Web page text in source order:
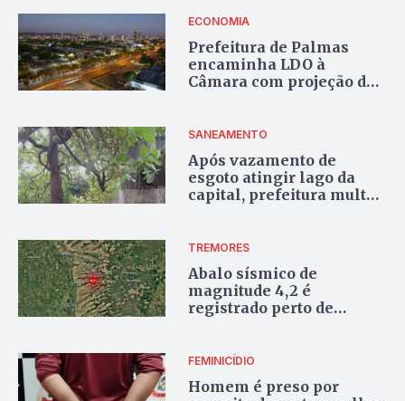
ECONOMIA
Prefeitura de Palmas
encaminha LDO à
Câmara com projeção de
SANEAMENTO
Após vazamento de
esgoto atingir lago da
capital, prefeitura multa
TREMORES
Abalo sísmico de
magnitude 4,2 é
registrado perto de
FEMINICÍDIO
Homem é preso por